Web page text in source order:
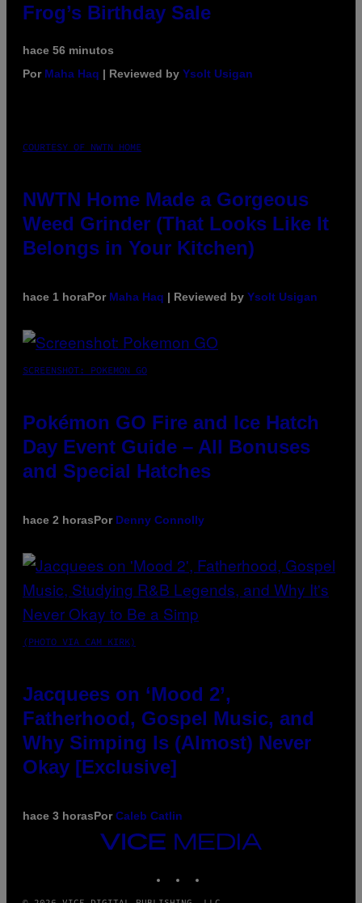
Frog’s Birthday Sale
hace 56 minutos
Por Maha Haq | Reviewed by Ysolt Usigan
COURTESY OF NWTN HOME
NWTN Home Made a Gorgeous
Weed Grinder (That Looks Like It
Belongs in Your Kitchen)
hace 1 horaPor Maha Haq | Reviewed by Ysolt Usigan
SCREENSHOT: POKEMON GO
Pokémon GO Fire and Ice Hatch
Day Event Guide – All Bonuses
and Special Hatches
hace 2 horasPor Denny Connolly
(PHOTO VIA CAM KIRK)
Jacquees on ‘Mood 2’,
Fatherhood, Gospel Music, and
Why Simping Is (Almost) Never
Okay [Exclusive]
hace 3 horasPorCaleb Catlin
VICE
MEDIA